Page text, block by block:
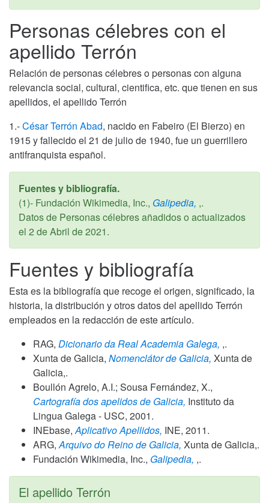
Personas célebres con el
apellido Terrón
Relación de personas célebres o personas con alguna
relevancia social, cultural, cientifica, etc. que tienen en sus
apellidos, el apellido Terrón
1.-César Terrón Abad, nacido en Fabeiro (El Bierzo) en
1915 y fallecido el 21 de julio de 1940, fue un guerrillero
antifranquista español.
Fuentes y bibliografía.
(1)- Fundación Wikimedia, Inc., Galipedia, ,.
Datos de Personas célebres añadidos o actualizados
el 2 de Abril de 2021.
Fuentes y bibliografía
Esta es la bibliografía que recoge el origen, significado, la
historia, la distribución y otros datos del apellido Terrón
empleados en la redacción de este artículo.
RAG, Dicionario da Real Academia Galega, ,.
Xunta de Galicia, Nomenclátor de Galicia, Xunta de
Galicia,.
Boullón Agrelo, A.I.; Sousa Fernández, X.,
Cartografía dos apelidos de Galicia, Instituto da
Lingua Galega - USC, 2001.
INEbase, Aplicativo Apellidos, INE, 2011.
ARG, Arquivo do Reino de Galicia, Xunta de Galicia,.
Fundación Wikimedia, Inc., Galipedia, ,.
El apellido Terrón